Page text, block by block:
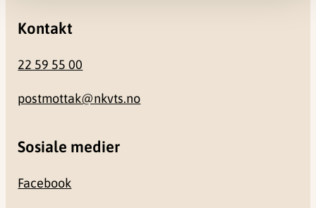
Kontakt
22 59 55 00
postmottak@nkvts.no
Sosiale medier
Facebook